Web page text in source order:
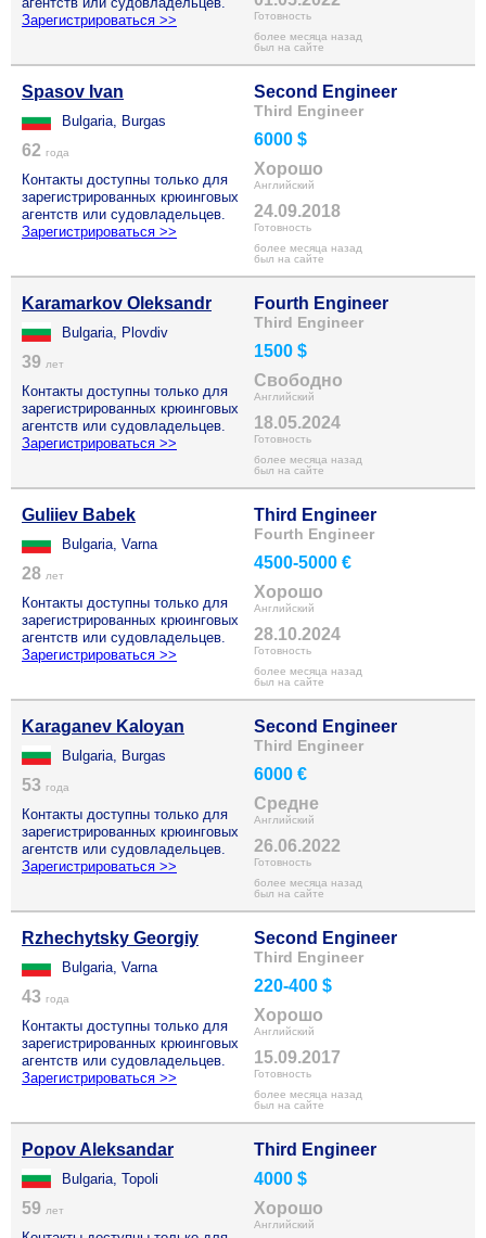
Зарегистрироваться >>
Готовность
более месяца назад
был на сайте
Spasov Ivan
Bulgaria, Burgas
62 года
Контакты доступны только для
зарегистрированных крюинговых
агентств или судовладельцев.
Зарегистрироваться >>
Second Engineer
Third Engineer
6000 $
Хорошо
Английский
24.09.2018
Готовность
более месяца назад
был на сайте
Karamarkov Oleksandr
Bulgaria, Plovdiv
39 лет
Контакты доступны только для
зарегистрированных крюинговых
агентств или судовладельцев.
Зарегистрироваться >>
Fourth Engineer
Third Engineer
1500 $
Свободно
Английский
18.05.2024
Готовность
более месяца назад
был на сайте
Guliiev Babek
Bulgaria, Varna
28 лет
Контакты доступны только для
зарегистрированных крюинговых
агентств или судовладельцев.
Зарегистрироваться >>
Third Engineer
Fourth Engineer
4500-5000 €
Хорошо
Английский
28.10.2024
Готовность
более месяца назад
был на сайте
Karaganev Kaloyan
Bulgaria, Burgas
53 года
Контакты доступны только для
зарегистрированных крюинговых
агентств или судовладельцев.
Зарегистрироваться >>
Second Engineer
Third Engineer
6000 €
Средне
Английский
26.06.2022
Готовность
более месяца назад
был на сайте
Rzhechytsky Georgiy
Bulgaria, Varna
43 года
Контакты доступны только для
зарегистрированных крюинговых
агентств или судовладельцев.
Зарегистрироваться >>
Second Engineer
Third Engineer
220-400 $
Хорошо
Английский
15.09.2017
Готовность
более месяца назад
был на сайте
Popov Aleksandar
Bulgaria, Topoli
59 лет
Third Engineer
4000 $
Хорошо
Английский